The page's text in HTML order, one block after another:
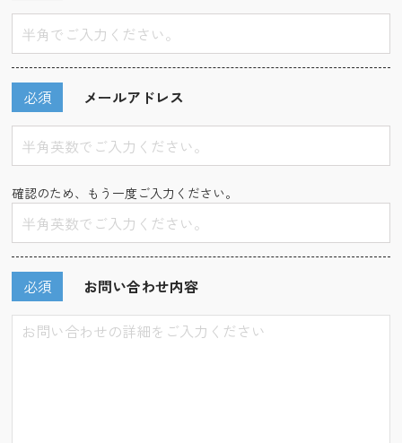
メールアドレス
必須
確認のため、もう一度ご入力ください。
お問い合わせ内容
必須